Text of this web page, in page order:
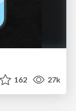
162 27k